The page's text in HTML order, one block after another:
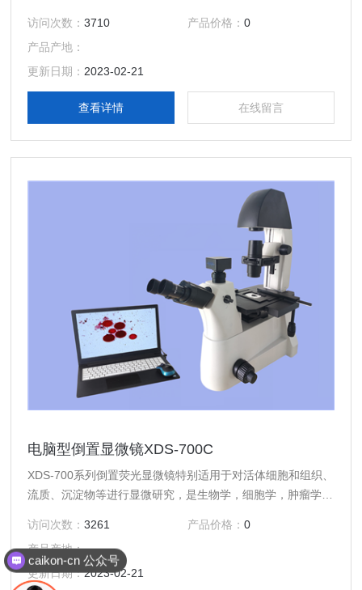
中的培养组织进行动态显微观察及科研分析。主要应用于科研
院所、高等院校、医疗卫生、检验检疫、农牧乳业等部门。
访问次数：3710 产品价格： 0
产品产地：
更新日期： 2023-02-21
查看详情 在线留言
电脑型倒置显微镜XDS-700C
XDS-700系列倒置荧光显微镜特别适用于对活体细胞和组织、
流质、沉淀物等进行显微研究，是生物学，细胞学，肿瘤学，
疗、防疫和农牧等部门使用。
访问次数：3261 产品价格： 0
产品产地：
更新日期：2023-02-21
caikon-cn 公众号